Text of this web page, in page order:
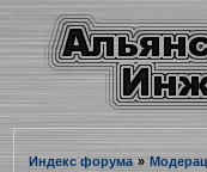
Индекс форума »